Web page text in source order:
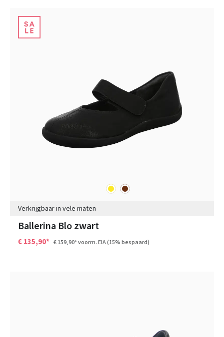
geel bruin
Verkrijgbaar in vele maten
Ballerina Blo zwart
€ 135,90* € 159,90*voorm. EIA(15% bespaard)